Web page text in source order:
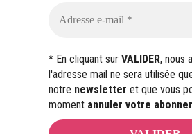
* En cliquant sur VALIDER, nous
l'adresse mail ne sera utilisée
notre newsletter et que vous
moment annuler votre